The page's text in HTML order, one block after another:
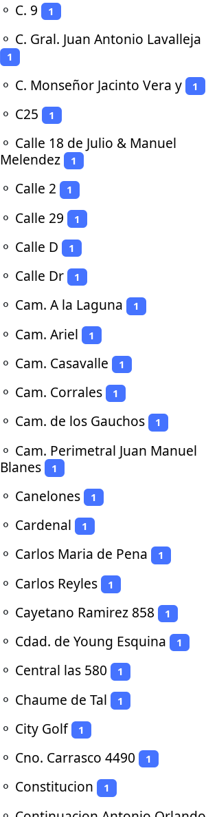
⚬ C. 9 1
⚬ C. Gral. Juan Antonio Lavalleja
1
⚬ C. Monseñor Jacinto Vera y 1
⚬ C25 1
⚬ Calle 18 de Julio & Manuel
Melendez
1
⚬ Calle 2 1
⚬ Calle 29 1
⚬ Calle D 1
⚬ Calle Dr 1
⚬ Cam. A la Laguna 1
⚬ Cam. Ariel 1
⚬ Cam. Casavalle 1
⚬ Cam. Corrales 1
⚬ Cam. de los Gauchos 1
⚬ Cam. Perimetral Juan Manuel
Blanes
1
⚬ Canelones 1
⚬ Cardenal 1
⚬ Carlos Maria de Pena 1
⚬ Carlos Reyles 1
⚬ Cayetano Ramirez 858 1
⚬ Cdad. de Young Esquina 1
⚬ Central las 580 1
⚬ Chaume de Tal 1
⚬ City Golf 1
⚬ Cno. Carrasco 4490 1
⚬ Constitucion 1